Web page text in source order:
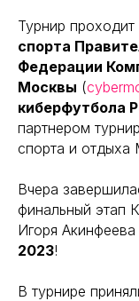
Турнир
спорта
Федерации
Москвы (
киберфутбола
партнером
спорта и отдыха
Вчера
финальный этап
Игоря
2023!
В турнире